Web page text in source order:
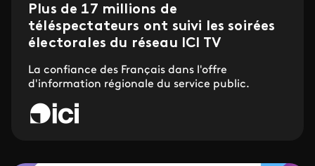
Plus de 17 millions de
téléspectateurs ont suivi les soirées
électorales du réseau ICI TV
La confiance des Français dans l'offre
d'information régionale du service public.